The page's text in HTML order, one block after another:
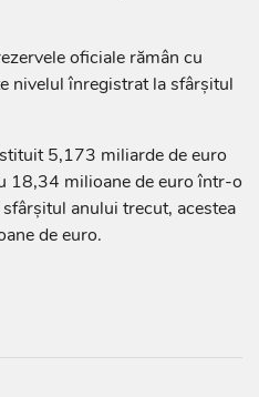
oficiale rămân cu
nivelul înregistrat la sfârșitul
5,173 miliarde de euro
18,34 milioane de euro într-o
anului trecut, acestea
de euro.